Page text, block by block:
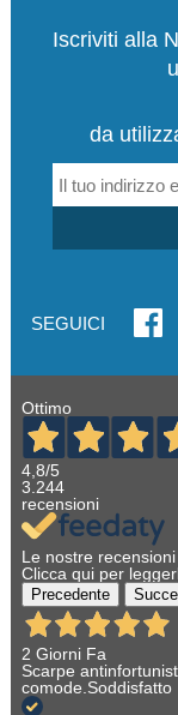
Iscriviti alla
da
SEGUICI
Ottimo
4,8/5
3.244
recensioni
Le nostre recensioni
Clicca qui per
Precedente
2 Giorni Fa
Scarpe
comode.Soddisfatto